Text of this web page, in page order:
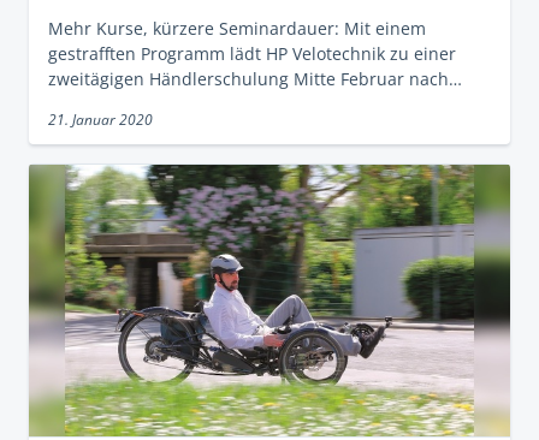
Mehr Kurse, kürzere Seminardauer: Mit einem
gestrafften Programm lädt HP Velotechnik zu einer
zweitägigen Händlerschulung Mitte Februar nach…
21. Januar 2020